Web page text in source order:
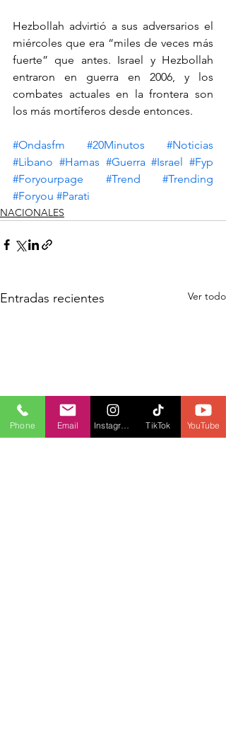
Hezbollah advirtió a sus adversarios el
miércoles que era “miles de veces más
fuerte” que antes. Israel y Hezbollah
entraron en guerra en 2006, y los
combates actuales en la frontera son
los más mortíferos desde entonces.
#Ondasfm #20Minutos
#Noticias
#Libano #Hamas #Guerra #Israel
#Fyp
#Foryourpage
#Trend
#Trending
#Foryou #Parati
NACIONALES
Entradas recientes Ver todo
Phone Email TikTok YouTube